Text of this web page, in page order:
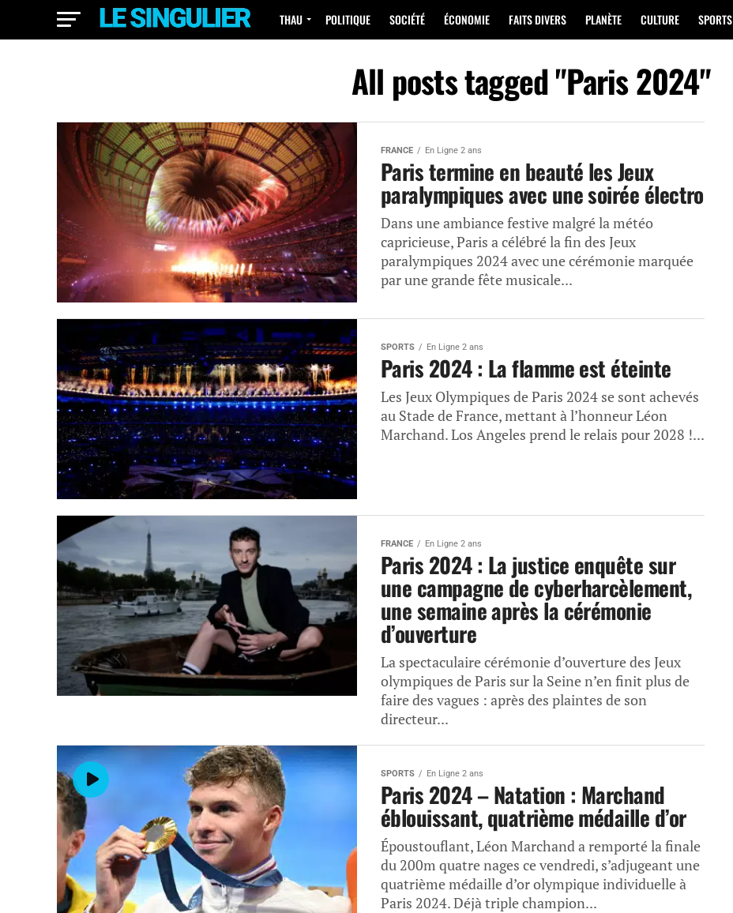
THAU POLITIQUE SOCIÉTÉ ÉCONOMIE FAITS DIVERS PLANÈTE CULTURE SPORTS
All posts tagged "Paris 2024"
FRANCE En Ligne 2 ans
Paris termine en beauté les Jeux
paralympiques avec une soirée électro
Dans une ambiance festive malgré la météo
capricieuse, Paris a célébré la fin des Jeux
paralympiques 2024 avec une cérémonie marquée
par une grande fête musicale...
SPORTS En Ligne 2 ans
Paris 2024 : La flamme est éteinte
Les Jeux Olympiques de Paris 2024 se sont achevés
au Stade de France, mettant à l’honneur Léon
Marchand. Los Angeles prend le relais pour 2028 !...
FRANCE En Ligne 2 ans
Paris 2024 : La justice enquête sur
une campagne de cyberharcèlement,
une semaine après la cérémonie
d’ouverture
La spectaculaire cérémonie d’ouverture des Jeux
olympiques de Paris sur la Seine n’en finit plus de
faire des vagues : après des plaintes de son
directeur...
SPORTS En Ligne 2 ans
Paris 2024 – Natation : Marchand
éblouissant, quatrième médaille d’or
Époustouflant, Léon Marchand a remporté la finale
du 200m quatre nages ce vendredi, s’adjugeant une
quatrième médaille d’or olympique individuelle à
Paris 2024. Déjà triple champion...